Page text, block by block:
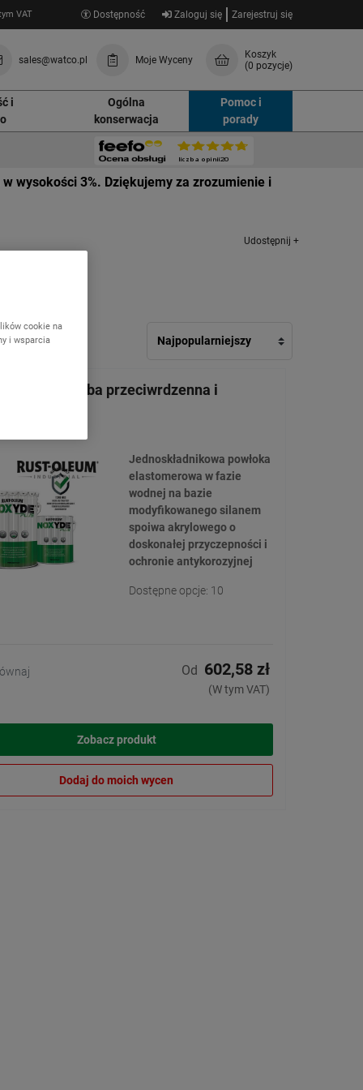
VAT Dostępność Zaloguj się Zarejestruj się
sales@watco.pl Moje Wyceny
Koszyk
(0 pozycje)
i
Ogólna
konserwacja
Pomoc i
porady
wysokości 3%. Dziękujemy za zrozumienie i
Udostępnij +
Plus – farba przeciwrdzenna i
Jednoskładnikowa powłoka
elastomerowa w fazie
wodnej na bazie
modyfikowanego silanem
spoiwa akrylowego o
doskonałej przyczepności i
ochronie antykorozyjnej
Dostępne opcje: 10
Od 602,58 zł
(W tym VAT)
Zobacz produkt
Dodaj do moich wycen
cookie na
i wsparcia